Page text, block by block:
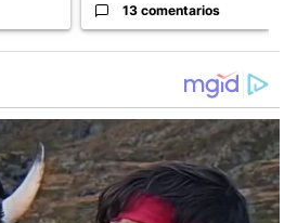
13 comentarios